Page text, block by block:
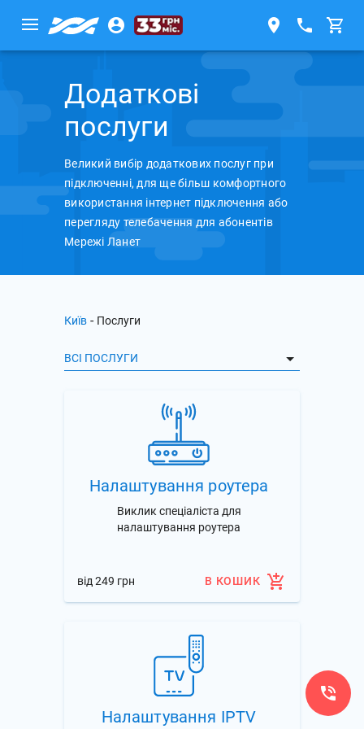
Додаткові
послуги
Великий вибір додаткових послуг при
підключенні, для ще більш комфортного
використання інтернет підключення або
перегляду телебачення для абонентів
Мережі Ланет
Київ - Послуги
ВСІ ПОСЛУГИ
Налаштування роутера
Виклик спеціаліста для
налаштування роутера
вiд 249 грн В КОШИК
Налаштування IPTV